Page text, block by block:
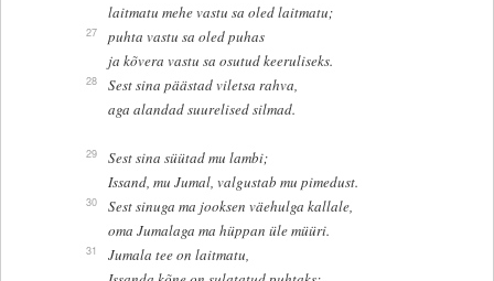
laitmatu mehe vastu sa oled laitmatu;
27
puhta vastu sa oled puhas
ja kõvera vastu sa osutud keeruliseks.
28
Sest sina päästad viletsa rahva,
aga alandad suurelised silmad.
29
Sest sina süütad mu lambi;
Issand, mu Jumal, valgustab mu pimedust.
30
Sest sinuga ma jooksen väehulga kallale,
oma Jumalaga ma hüppan üle müüri.
31
Jumala tee on laitmatu,